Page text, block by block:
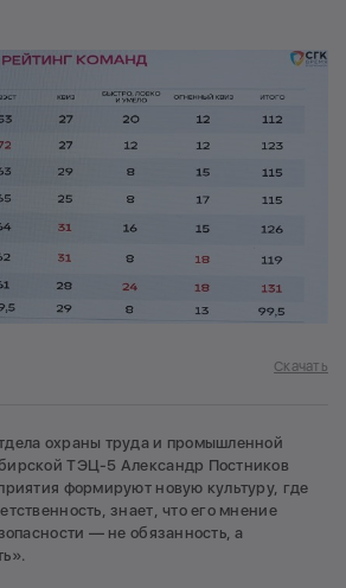
Скачать
охраны труда и промышленной
ТЭЦ-5 Александр Постников
формируют новую культуру, где
знает, что его мнение
— не обязанность, а